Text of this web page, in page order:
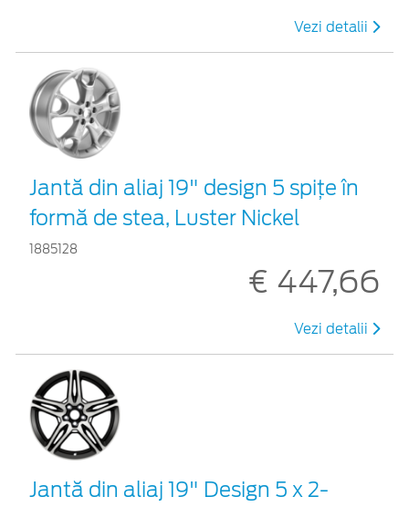
Vezi detalii
Jantă din aliaj 19" design 5 spiţe în
formă de stea, Luster Nickel
1885128
€ 447,66
Vezi detalii
Jantă din aliaj 19" Design 5 x 2-